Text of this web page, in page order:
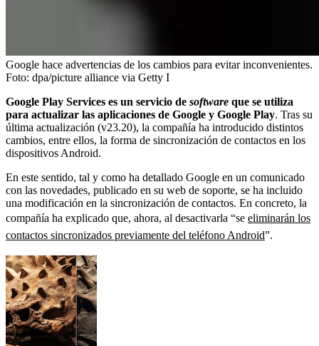
Google hace advertencias de los cambios para evitar inconvenientes.
Foto: dpa/picture alliance via Getty I
Google Play Services es un servicio de software que se utiliza
para actualizar las aplicaciones de Google y Google Play. Tras su
última actualización (v23.20), la compañía ha introducido distintos
cambios, entre ellos, la forma de sincronización de contactos en los
dispositivos Android.
En este sentido, tal y como ha detallado Google en un comunicado
con las novedades, publicado en su web de soporte, se ha incluido
una modificación en la sincronización de contactos. En concreto, la
compañía ha explicado que, ahora, al desactivarla “se eliminarán los
contactos sincronizados previamente del teléfono Android”.